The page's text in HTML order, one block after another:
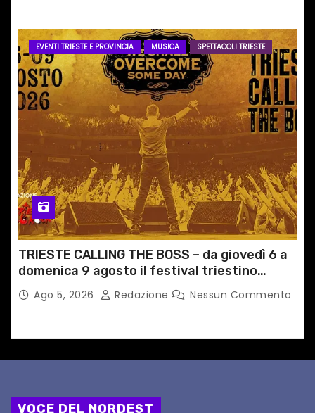
EVENTI TRIESTE E PROVINCIA MUSICA SPETTACOLI TRIESTE
TRIESTE CALLING THE BOSS – da giovedì 6 a
domenica 9 agosto il festival triestino
dedicato a Springsteen
Ago 5, 2026 Redazione Nessun Commento
VOCE DEL NORDEST